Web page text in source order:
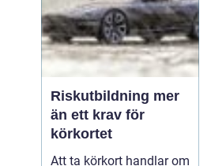
Riskutbildning mer
än ett krav för
körkortet
Att ta körkort handlar om